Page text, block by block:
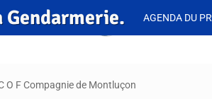
Gendarmerie. AGENDA DU
O F Compagnie de Montluçon